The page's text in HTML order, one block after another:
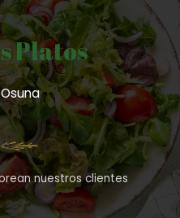
Platos
nuestros clientes